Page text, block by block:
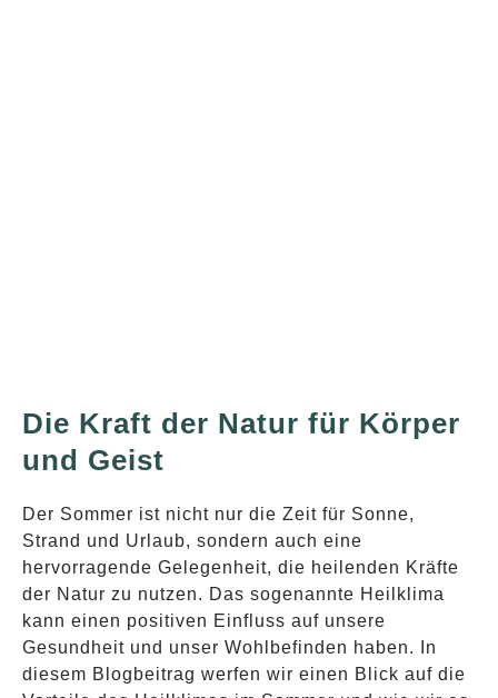
Die Kraft der Natur für Körper
und Geist
Der Sommer ist nicht nur die Zeit für Sonne,
Strand und Urlaub, sondern auch eine
hervorragende Gelegenheit, die heilenden Kräfte
der Natur zu nutzen. Das sogenannte Heilklima
kann einen positiven Einfluss auf unsere
Gesundheit und unser Wohlbefinden haben. In
diesem Blogbeitrag werfen wir einen Blick auf die